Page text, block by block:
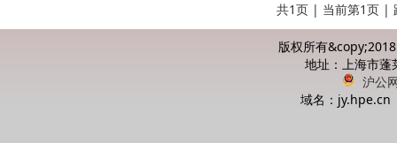
共1页 | 当前第1页 |
版权所有
地址：上海市
沪公
域名：jy.hpe.cn